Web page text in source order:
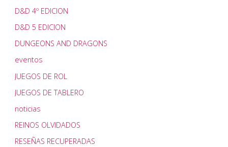
D&D 4º EDICION
D&D 5 EDICION
DUNGEONS AND DRAGONS
eventos
JUEGOS DE ROL
JUEGOS DE TABLERO
noticias
REINOS OLVIDADOS
RESEÑAS RECUPERADAS